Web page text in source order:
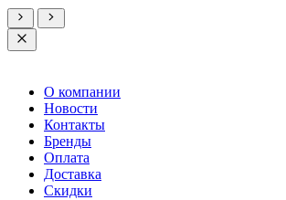
О компании
Новости
Контакты
Бренды
Оплата
Доставка
Скидки